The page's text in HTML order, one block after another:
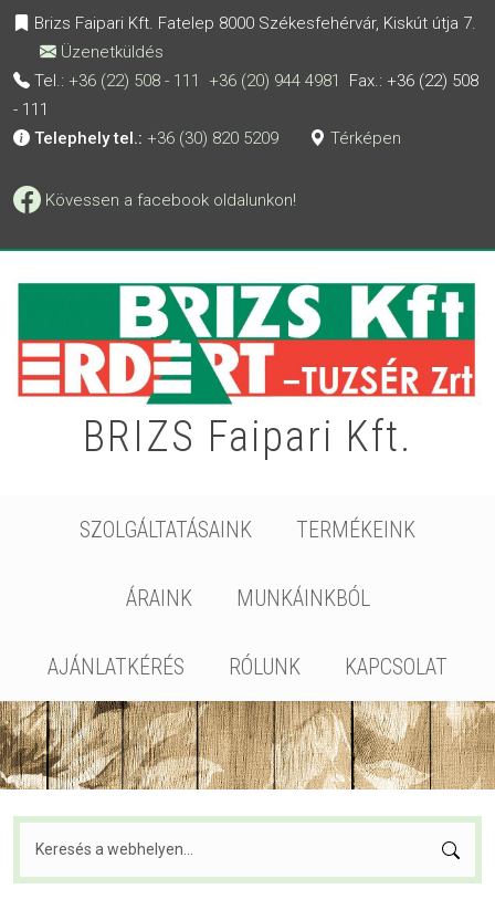
Ugrás a tartalomra
Brizs Faipari Kft. Fatelep 8000 Székesfehérvár, Kiskút útja 7.
Üzenetküldés
Tel.: +36 (22) 508 - 111 +36 (20) 944 4981
Fax.: +36 (22) 508
- 111
Telephely tel.: +36 (30) 820 5209 Térképen
Kövessen a facebook oldalunkon!
BRIZS Faipari Kft.
SZOLGÁLTATÁSAINK
TERMÉKEINK
ÁRAINK MUNKÁINKBÓL
AJÁNLATKÉRÉS RÓLUNK KAPCSOLAT